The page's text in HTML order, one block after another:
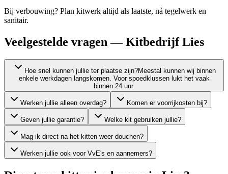
Bij verbouwing? Plan kitwerk altijd als laatste, ná tegelwerk en
sanitair.
Veelgestelde vragen — Kitbedrijf Lies
Hoe snel kunnen jullie ter plaatse zijn?Meestal kunnen wij binnen
enkele werkdagen langskomen. Voor spoedklussen lukt het vaak
binnen 24 uur.
Werken jullie alleen overdag? Komen er voorrijkosten bij?
Geven jullie garantie? Welke kit gebruiken jullie?
Mag ik direct na het kitten weer douchen?
Werken jullie ook voor VvE's en aannemers?